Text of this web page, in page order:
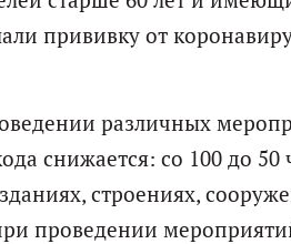
прививку от
различных
снижается: со 100 до
строениях,
проведении